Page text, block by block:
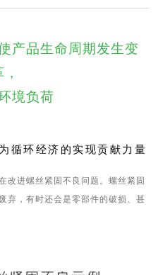
产品生命周期发生变
境负荷
循环经济的实现贡献力量
改进螺丝紧固不良问题。螺丝紧固
弃，有时还会是零部件的破损、甚